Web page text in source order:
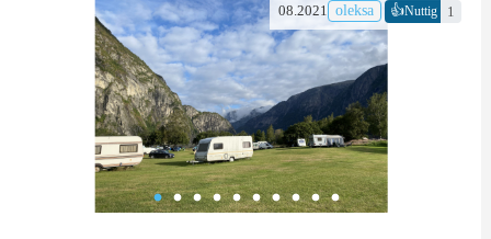
08.2021 oleksa 👍Nuttig 1